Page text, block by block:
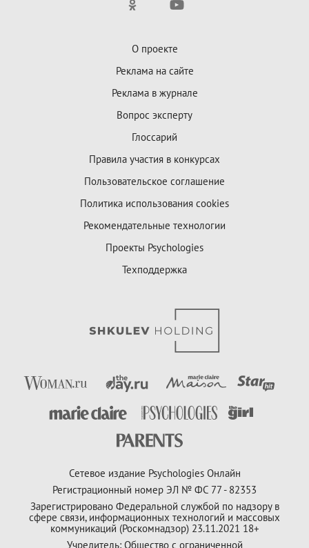
О проекте
Реклама на сайте
Реклама в журнале
Вопрос эксперту
Глоссарий
Правила участия в конкурсах
Пользовательское соглашение
Политика использования cookies
Рекомендательные технологии
Проекты Psychologies
Техподдержка
Сетевое издание Psychologies Онлайн
Регистрационный номер ЭЛ № ФС 77 - 82353
Зарегистрировано Федеральной службой по надзору в
сфере связи, информационных технологий и массовых
коммуникаций (Роскомнадзор) 23.11.2021 18+
Учредитель: Общество с ограниченной